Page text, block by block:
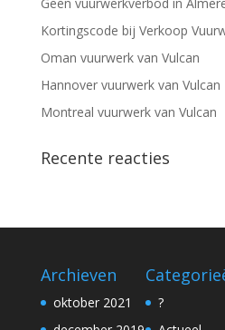
Kortingscode bij Verkoop
Oman vuurwerk van Vulcan
Hannover vuurwerk van Vulcan
Montreal vuurwerk van Vulcan
Recente reacties
Archieven
oktober 2021
?